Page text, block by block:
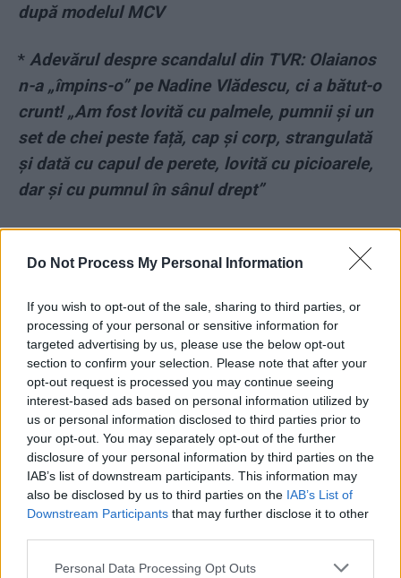
Do Not Process My Personal Information
If you wish to opt-out of the sale, sharing to third parties, or
processing of your personal or sensitive information for
targeted advertising by us, please use the below opt-out
section to confirm your selection. Please note that after your
opt-out request is processed you may continue seeing
interest-based ads based on personal information utilized by
us or personal information disclosed to third parties prior to
your opt-out. You may separately opt-out of the further
disclosure of your personal information by third parties on the
IAB’s list of downstream participants. This information may
also be disclosed by us to third parties on the IAB’s List of
Downstream Participants that may further disclose it to other
Personal Data Processing Opt Outs
după modelul MCV
* Adevărul despre scandalul din TVR: Olaianos
n-a „împins-o” pe Nadine Vlădescu, ci a bătut-o
crunt! „Am fost lovită cu palmele, pumnii și un
set de chei peste față, cap și corp, strangulată
și dată cu capul de perete, lovită cu picioarele,
dar și cu pumnul în sânul drept”
*Invadatorii ruși fug masiv din Crimeea.
Coloane întregi de echipamente militare au
Krasnodar
*„Bucătarul lui Putin” a trimis Parlamentului
European un mesaj mafiot de amenințare: un
baros pătat cu sânge
*VIDEO. O rușine națională: Ilie Năstase.
Infractor, agresor, recidivist, mitocan. Spune că
pleacă din țara care nu-l merită, dar care l-a
făcut general și senator prin impostură.
Șantajează, minte și înjură ca un birjar